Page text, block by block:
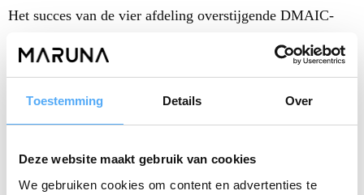
Toestemming Details Over
Deze website maakt gebruik van cookies
We gebruiken cookies om content en advertenties te
Het succes van de vier afdeling overstijgende DMAIC-
projecten is naast de vasthoudendheid van de Black Belts
mede te danken aan een combinatie van principes:
1. Support van het senior management
3. 2-wekelijkse 1 op 1 coaching door een Master Black
Belt